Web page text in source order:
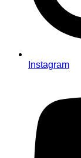
Instagram